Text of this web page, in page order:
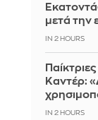
μετά την
IN 2 HOURS
Καντέρ:
IN 2 HOURS